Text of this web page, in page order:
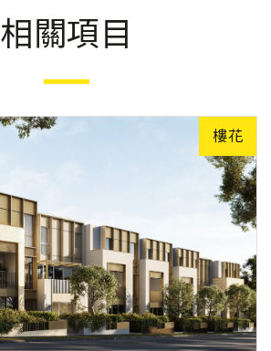
相關項目
樓花